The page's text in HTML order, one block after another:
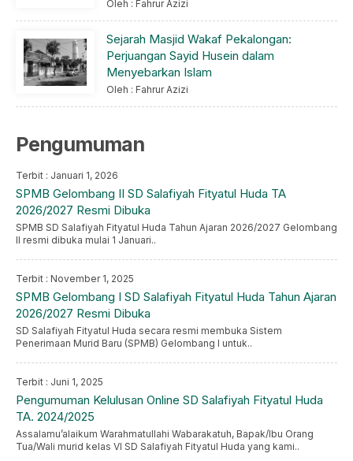
Oleh : Fahrur Azizi
Sejarah Masjid Wakaf Pekalongan:
Perjuangan Sayid Husein dalam
Menyebarkan Islam
Oleh : Fahrur Azizi
Pengumuman
Terbit : Januari 1, 2026
SPMB Gelombang II SD Salafiyah Fityatul Huda TA
2026/2027 Resmi Dibuka
SPMB SD Salafiyah Fityatul Huda Tahun Ajaran 2026/2027 Gelombang
II resmi dibuka mulai 1 Januari..
Terbit : November 1, 2025
SPMB Gelombang I SD Salafiyah Fityatul Huda Tahun Ajaran
2026/2027 Resmi Dibuka
SD Salafiyah Fityatul Huda secara resmi membuka Sistem
Penerimaan Murid Baru (SPMB) Gelombang I untuk..
Terbit : Juni 1, 2025
Pengumuman Kelulusan Online SD Salafiyah Fityatul Huda
TA. 2024/2025
Assalamu’alaikum Warahmatullahi Wabarakatuh, Bapak/Ibu Orang
Tua/Wali murid kelas VI SD Salafiyah Fityatul Huda yang kami..